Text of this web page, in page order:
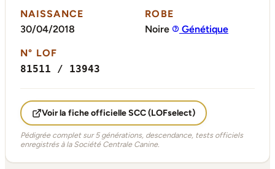
NAISSANCE
30/04/2018
ROBE
Noire
Génétique
N° LOF
81511 / 13943
Voir la fiche officielle SCC (LOFselect)
Pédigrée complet sur 5 générations, descendance, tests officiels
enregistrés à la Société Centrale Canine.